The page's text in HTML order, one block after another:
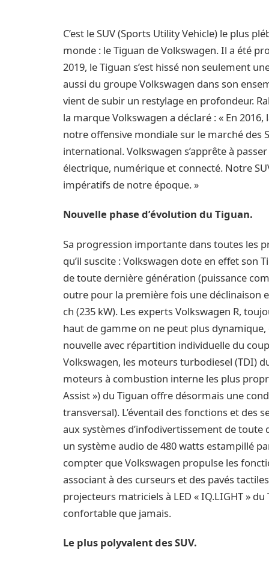
C’est le SUV (Sports Utility Vehicle) le plus
monde : le Tiguan de Volkswagen. Il a été
2019, le Tiguan s’est hissé non seulement
aussi du groupe Volkswagen dans son
vient de subir un restylage en profondeur.
la marque Volkswagen a déclaré : « En
notre offensive mondiale sur le marché des
international. Volkswagen s’apprête à
électrique, numérique et connecté. Notre
impératifs de notre époque. »
Nouvelle phase d’évolution du Tiguan.
Sa progression importante dans toutes les
qu’il suscite : Volkswagen dote en effet son
de toute dernière génération (puissance
outre pour la première fois une déclinaison
ch (235 kW). Les experts Volkswagen R,
haut de gamme on ne peut plus
nouvelle avec répartition individuelle du
Volkswagen, les moteurs turbodiesel (TDI)
moteurs à combustion interne les plus
Assist ») du Tiguan offre désormais une
transversal). L’éventail des fonctions et des
aux systèmes d’infodivertissement de
un système audio de 480 watts estampillé
compter que Volkswagen propulse les
associant à des curseurs et des pavés
projecteurs matriciels à LED « IQ.LIGHT »
confortable que jamais.
Le plus polyvalent des SUV.